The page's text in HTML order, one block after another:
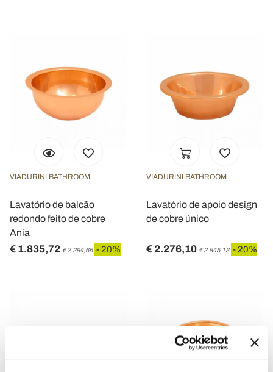
VIADURINI BATHROOM
Lavatório de balcão
redondo feito de cobre
Ania
€ 1.835,72 € 2.294,66 - 20%
VIADURINI BATHROOM
Lavatório de apoio design
de cobre único
€ 2.276,10 € 2.845,13 - 20%